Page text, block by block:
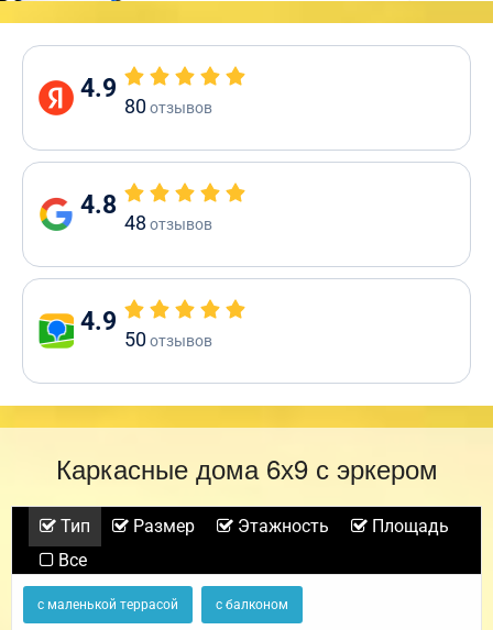
4.9
80отзывов
4.8
48 отзывов
4.9
50отзывов
Каркасные дома 6х9 с эркером
Тип Размер Этажность
Площадь
Все
с маленькой террасой с балконом